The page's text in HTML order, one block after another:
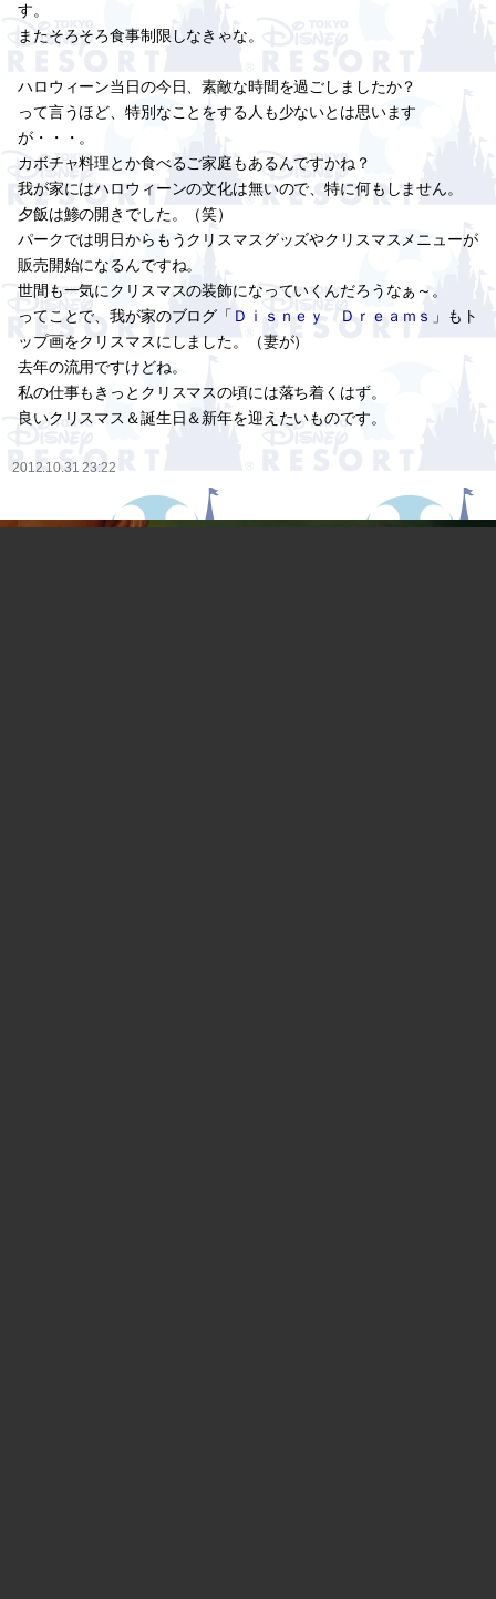
す。
またそろそろ食事制限しなきゃな。
ハロウィーン当日の今日、素敵な時間を過ごしましたか？
って言うほど、特別なことをする人も少ないとは思います
が・・・。
カボチャ料理とか食べるご家庭もあるんですかね？
我が家にはハロウィーンの文化は無いので、特に何もしません。
夕飯は鯵の開きでした。（笑）
パークでは明日からもうクリスマスグッズやクリスマスメニューが
販売開始になるんですね。
世間も一気にクリスマスの装飾になっていくんだろうなぁ～。
ってことで、我が家のブログ「 Ｄｉｓｎｅｙ Ｄｒｅａｍｓ 」もト
ップ画をクリスマスにしました。（妻が）
去年の流用ですけどね。
私の仕事もきっとクリスマスの頃には落ち着くはず。
良いクリスマス＆誕生日＆新年を迎えたいものです。
2012.10.31 23:22